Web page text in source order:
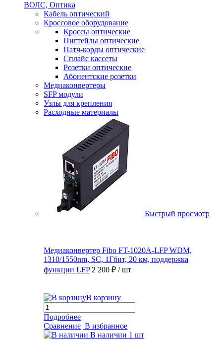
ВОЛС, Оптика
Кабель оптический
Кроссовое оборудование
Кроссы оптические
Пигтейлы оптические
Патч-корды оптические
Сплайс кассеты
Розетки оптические
Абонентские розетки
Медиаконвертеры
SFP модули
Узлы для крепления
Расходные материалы
Быстрый просмотр
Медиаконвертер Fibo FT-1020A-LFP WDM,
1310/1550nm, SC, 1Гбит, 20 км, поддержка
функции LFP 2 200 ₽ / шт
В корзину
Подробнее
Сравнение В избранное
В наличии 1 шт